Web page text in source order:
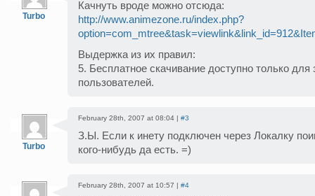
Turbo
Качнуть вроде можно отсюда:
http://www.animezone.ru/index.php?
Выдержка из их правил:
5. Бесплатное скачивание доступно только для
пользователей.
Turbo
February 28th, 2007 at 08:04 | #3
З.Ы. Если к инету подключен через Локалку
кого-нибудь да есть. =)
February 28th, 2007 at 10:57 | #4